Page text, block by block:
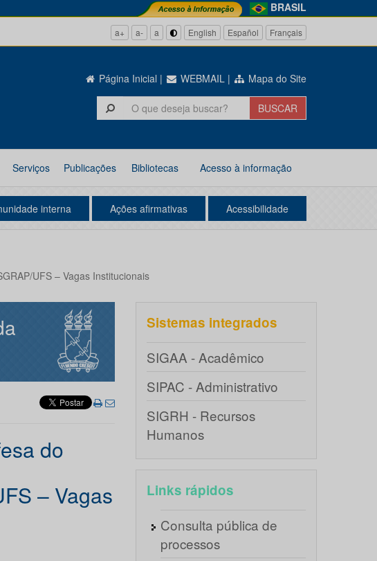
BRASIL
a+ a- a English Español Français
Página Inicial | WEBMAIL | Mapa do Site
Serviços Publicações Bibliotecas Acesso à informação
interna Ações afirmativas Acessibilidade
UFS – Vagas Institucionais
do
– Vagas
Sistemas integrados
SIGAA - Acadêmico
SIPAC - Administrativo
SIGRH - Recursos
Humanos
Links rápidos
Consulta pública de
processos